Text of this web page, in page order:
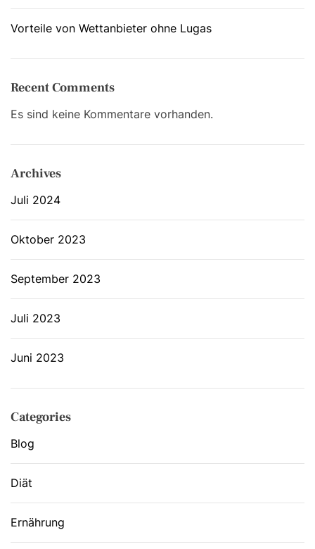
Vorteile von Wettanbieter ohne Lugas
Recent Comments
Es sind keine Kommentare vorhanden.
Archives
Juli 2024
Oktober 2023
September 2023
Juli 2023
Juni 2023
Categories
Blog
Diät
Ernährung